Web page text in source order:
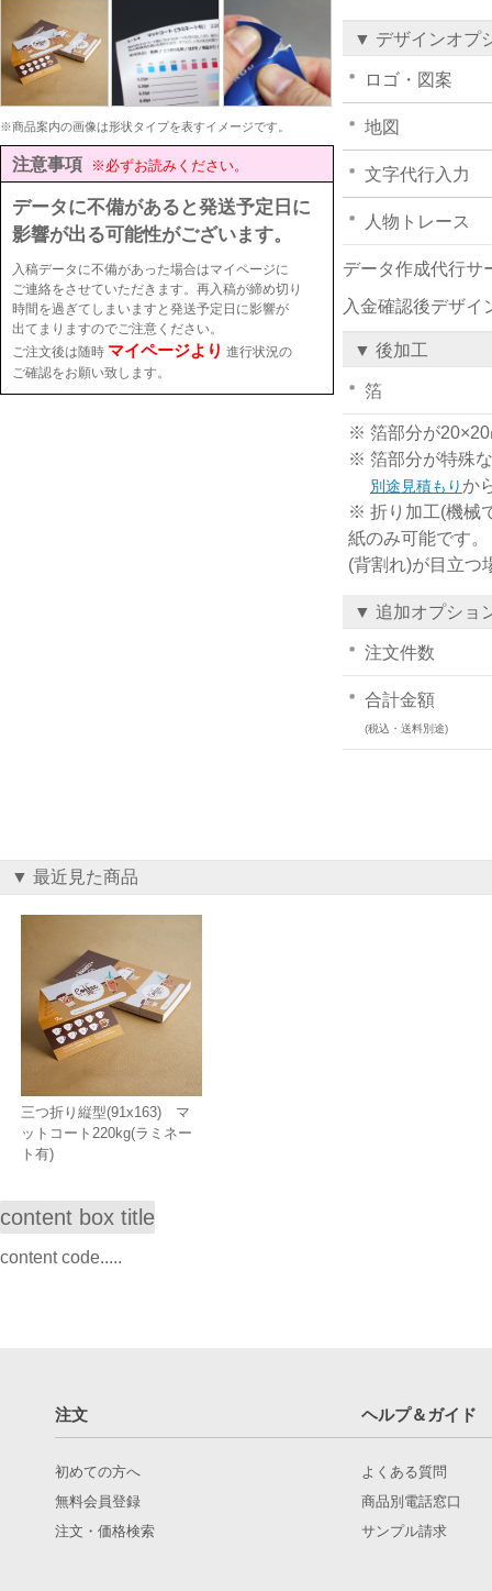
※商品案内の画像は形状タイプを表すイメージです。
注意事項 ※必ずお読みください。
データに不備があると発送予定日に
影響が出る可能性がございます。
入稿データに不備があった場合はマイページに
ご連絡をさせていただきます。再入稿が締め切り
時間を過ぎてしまいますと発送予定日に影響が
出てまりますのでご注意ください。
ご注文後は随時 マイページより 進行状況の
ご確認をお願い致します。
▼ デザインオプ
ロゴ・図案
地図
文字代行入力
人物トレース
データ作成代行サ
入金確認後デザイ
▼ 後加工
箔
※ 箔部分が20×20
※ 箔部分が特殊
別途見積もりか
※ 折り加工(機械
紙のみ可能です
(背割れ)が目立つ
▼ 追加オプショ
注文件数
合計金額
(税込・送料別途)
▼ 最近見た商品
三つ折り縦型(91x163) マ
ットコート220kg(ラミネー
ト有)
content box title
content code.....
注文 ヘルプ＆ガイド
初めての方へ
無料会員登録
注文・価格検索
よくある質問
商品別電話窓口
サンプル請求